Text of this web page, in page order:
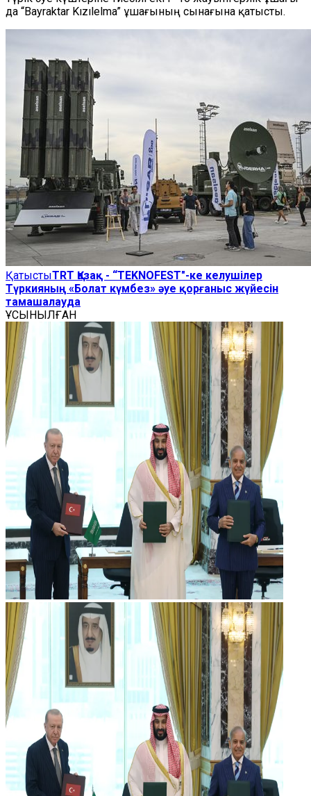
да “Bayraktar Kızılelma” ұшағының сынағына қатысты.
ҚатыстыTRT Қазақ - “TEKNOFEST"-ке келушілер
Түркияның «Болат күмбез» әуе қорғаныс жүйесін
тамашалауда
ҰСЫНЫЛҒАН